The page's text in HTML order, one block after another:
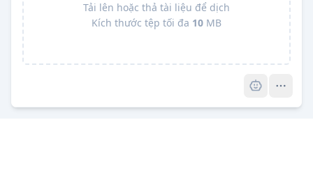
Tải lên hoặc thả tài liệu để dịch
Kích thước tệp tối đa 10 MB